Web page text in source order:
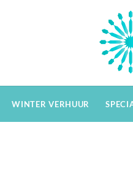
WINTER VERHUUR